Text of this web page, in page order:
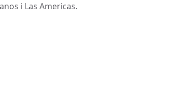
i Las Americas.